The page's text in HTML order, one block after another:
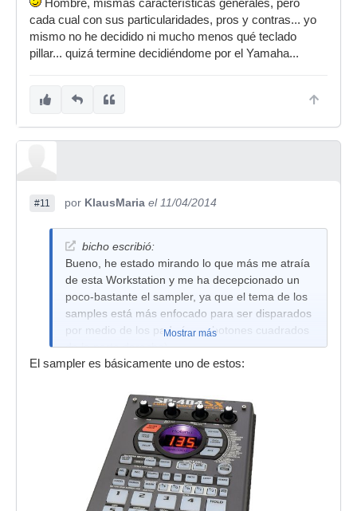
Hombre, mismas características generales, pero
cada cual con sus particularidades, pros y contras... yo
mismo no he decidido ni mucho menos qué teclado
pillar... quizá termine decidiéndome por el Yamaha...
#11 por KlausMaria el 11/04/2014
bicho escribió:
Bueno, he estado mirando lo que más me atraía
de esta Workstation y me ha decepcionado un
poco-bastante el sampler, ya que el tema de los
samples está más enfocado para ser disparados
por medio de los pads (esos botones cuadrados
de la parte derecha).
Mostrar más
El sampler es básicamente uno de estos: